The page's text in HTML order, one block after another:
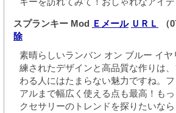
スプランキー Mod Ｅメール ＵＲＬ
（
除
素晴らしいランバン オン ブルー イ
練されたデザインと高品質な作りは
わる人にはたまらない魅力ですね。
アルまで幅広く使える点も最高！も
クセサリーのトレンドを探りたいな